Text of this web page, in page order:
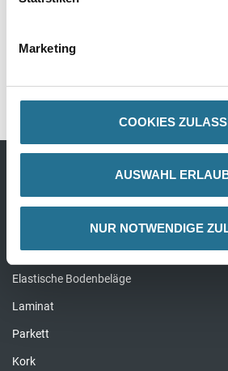
Marketing
COOKIES
AUSWAHL
NUR NOTWENDIGE
Downloads
Design Bodenbeläge
Textile Bodenbeläge
Elastische Bodenbeläge
Laminat
Parkett
Kork